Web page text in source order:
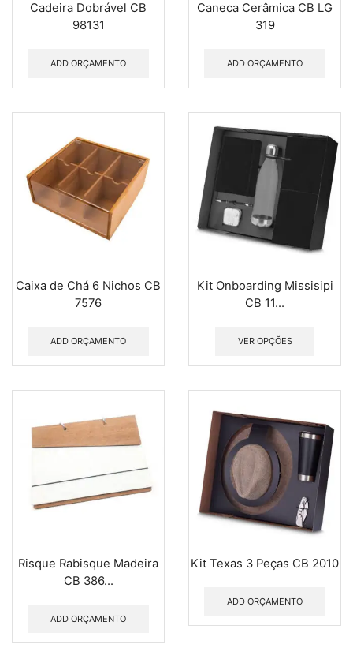
Cadeira Dobrável CB
98131
ADD ORÇAMENTO
Caneca Cerâmica CB LG
319
ADD ORÇAMENTO
Caixa de Chá 6 Nichos CB
7576
ADD ORÇAMENTO
Kit Onboarding Missisipi
CB 11...
VER OPÇÕES
Risque Rabisque Madeira
CB 386...
ADD ORÇAMENTO
Kit Texas 3 Peças CB 2010
ADD ORÇAMENTO